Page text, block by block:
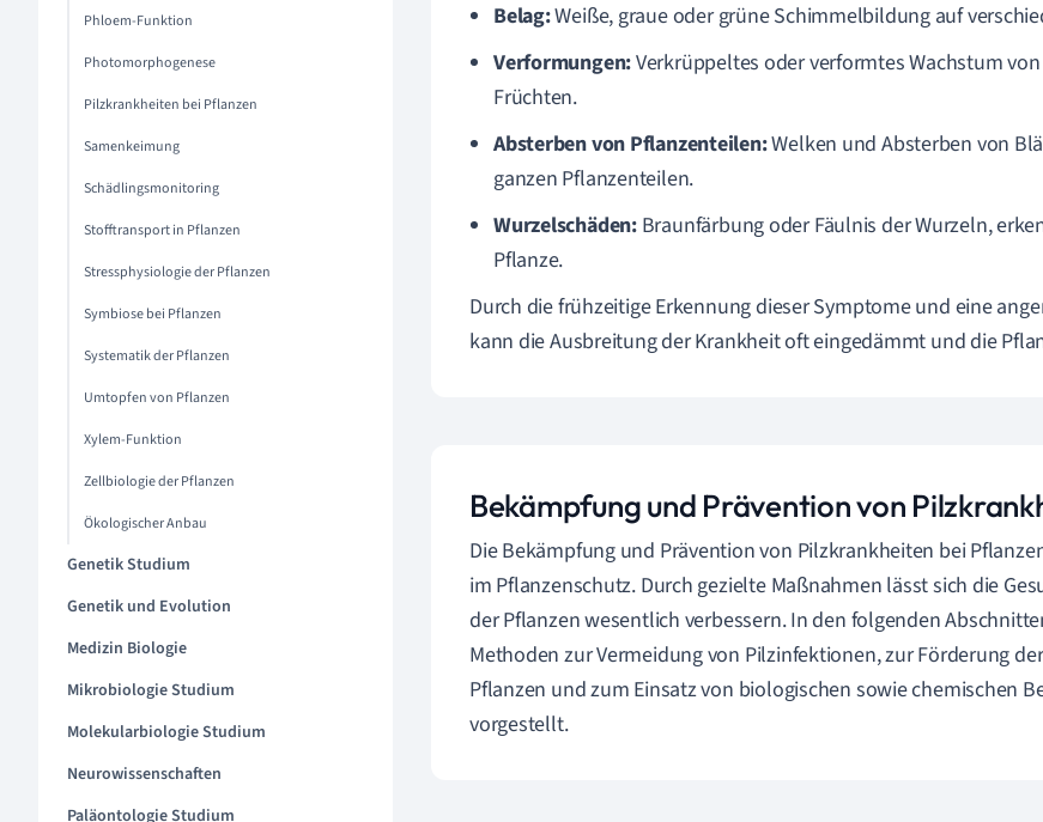
Phloem-Funktion
Photomorphogenese
Pilzkrankheiten bei Pflanzen
Samenkeimung
Schädlingsmonitoring
Stofftransport in Pflanzen
Stressphysiologie der Pflanzen
Symbiose bei Pflanzen
Systematik der Pflanzen
Umtopfen von Pflanzen
Xylem-Funktion
Zellbiologie der Pflanzen
Ökologischer Anbau
Genetik Studium
Genetik und Evolution
Medizin Biologie
Mikrobiologie Studium
Molekularbiologie Studium
Neurowissenschaften
Paläontologie Studium
Belag:Weiße, graue oder grüne Schimmelbildung auf
Verformungen:Verkrüppeltes oder verformtes Wachstum
Früchten.
Absterben von Pflanzenteilen:Welken und Absterben von
ganzen Pflanzenteilen.
Wurzelschäden:Braunfärbung oder Fäulnis der Wurzeln,
Pflanze.
Durch die frühzeitige Erkennung dieser Symptome und eine
kann die Ausbreitung der Krankheit oft eingedämmt und die
Bekämpfung und Prävention von
Die Bekämpfung und Prävention von Pilzkrankheiten bei
im Pflanzenschutz. Durch gezielte Maßnahmen lässt sich die
der Pflanzen wesentlich verbessern. In den folgenden
Methoden zur Vermeidung von Pilzinfektionen, zur Förderung
Pflanzen und zum Einsatz von biologischen sowie chemischen
vorgestellt.